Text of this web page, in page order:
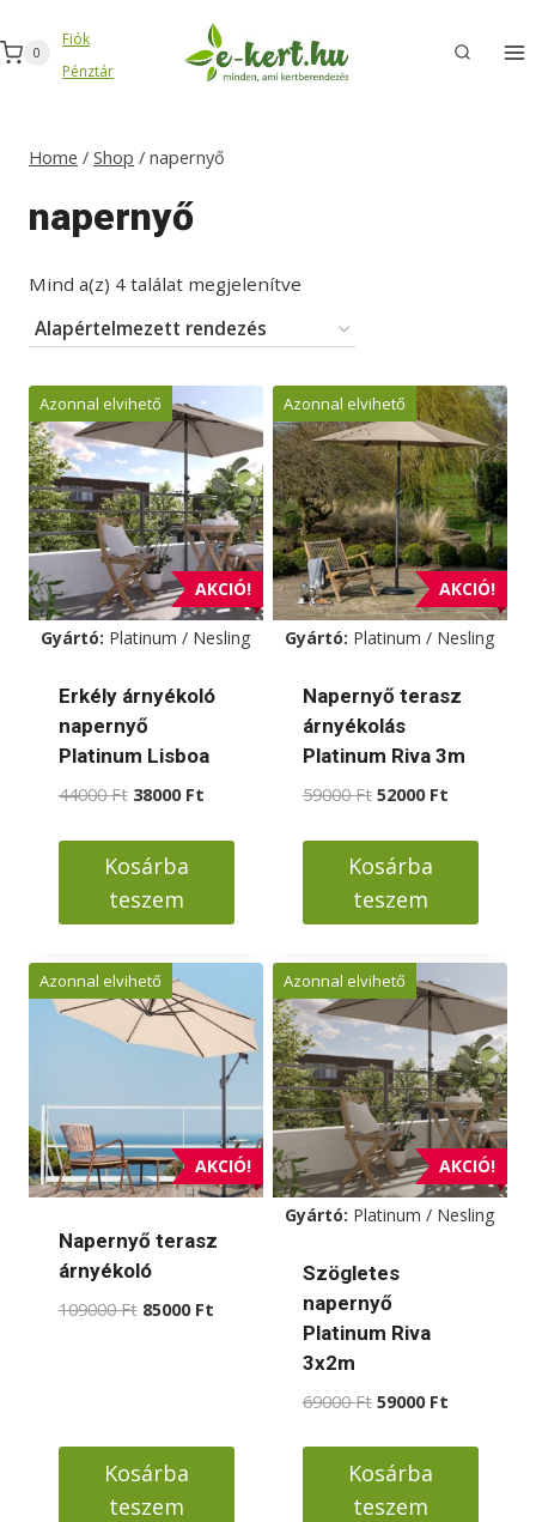
to
content
0
Fiók
Pénztár
Home / Shop / napernyő
napernyő
Mind a(z) 4 találat megjelenítve
AKCIÓ!
Azonnal elvihető
Gyártó: Platinum / Nesling
Erkély árnyékoló
napernyő
Platinum Lisboa
44000Ft Original
was:
44000 Ft.
38000 FtCurrent
is:
Kosárba
teszem
AKCIÓ!
Azonnal elvihető
Gyártó: Platinum / Nesling
Napernyő terasz
árnyékolás
Platinum Riva 3m
59000Ft Original
was:
59000 Ft.
52000 FtCurrent
is:
Kosárba
teszem
AKCIÓ!
Azonnal elvihető
Napernyő terasz
árnyékoló
109000Ft Original
85000 FtCurrent
Kosárba
teszem
AKCIÓ!
Azonnal elvihető
Gyártó: Platinum / Nesling
Szögletes
napernyő
Platinum Riva
3x2m
69000Ft Original
was:
69000 Ft.
59000 FtCurrent
is:
Kosárba
teszem